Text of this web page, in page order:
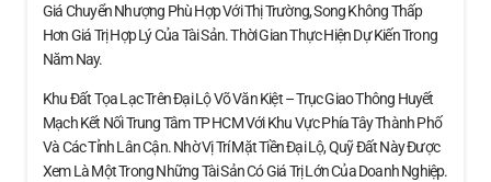
Giá Chuyển Nhượng Phù Hợp Với Thị Trường, Song Không Thấp
Hơn Giá Trị Hợp Lý Của Tài Sản. Thời Gian Thực Hiện Dự Kiến Trong
Năm Nay.
Khu Đất Tọa Lạc Trên Đại Lộ Võ Văn Kiệt – Trục Giao Thông Huyết
Mạch Kết Nối Trung Tâm TP HCM Với Khu Vực Phía Tây Thành Phố
Và Các Tỉnh Lân Cận. Nhờ Vị Trí Mặt Tiền Đại Lộ, Quỹ Đất Này Được
Xem Là Một Trong Những Tài Sản Có Giá Trị Lớn Của Doanh Nghiệp.